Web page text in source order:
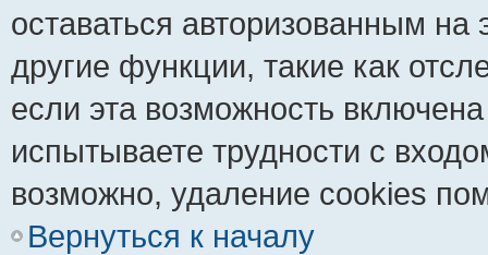
оставаться авторизованным
другие функции, такие как
если эта возможность
испытываете трудности с
возможно, удаление cookies
Вернуться к началу